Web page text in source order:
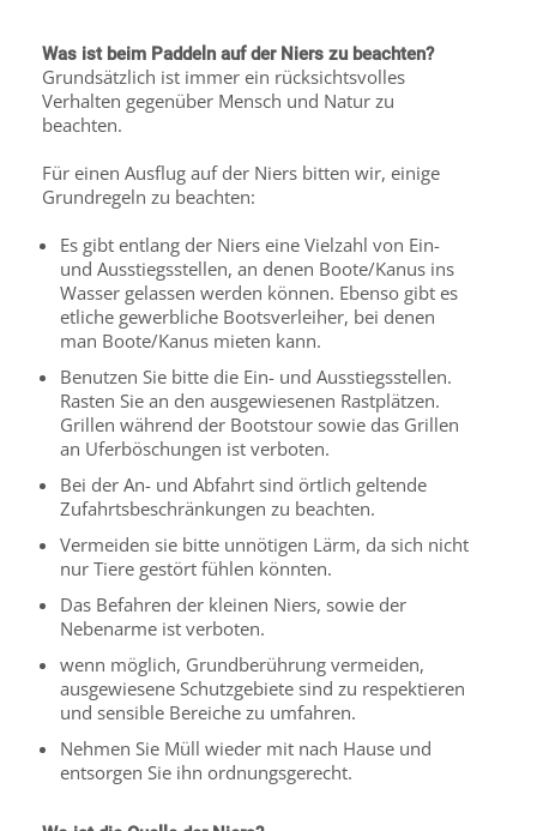
Was ist beim Paddeln auf der Niers zu beachten?
Grundsätzlich ist immer ein rücksichtsvolles
Verhalten gegenüber Mensch und Natur zu
beachten.
Für einen Ausflug auf der Niers bitten wir, einige
Grundregeln zu beachten:
Es gibt entlang der Niers eine Vielzahl von Ein-
und Ausstiegsstellen, an denen Boote/Kanus ins
Wasser gelassen werden können. Ebenso gibt es
etliche gewerbliche Bootsverleiher, bei denen
man Boote/Kanus mieten kann.
Benutzen Sie bitte die Ein- und Ausstiegsstellen.
Rasten Sie an den ausgewiesenen Rastplätzen.
Grillen während der Bootstour sowie das Grillen
an Uferböschungen ist verboten.
Bei der An- und Abfahrt sind örtlich geltende
Zufahrtsbeschränkungen zu beachten.
Vermeiden sie bitte unnötigen Lärm, da sich nicht
nur Tiere gestört fühlen könnten.
Das Befahren der kleinen Niers, sowie der
Nebenarme ist verboten.
wenn möglich, Grundberührung vermeiden,
ausgewiesene Schutzgebiete sind zu respektieren
und sensible Bereiche zu umfahren.
Nehmen Sie Müll wieder mit nach Hause und
entsorgen Sie ihn ordnungsgerecht.